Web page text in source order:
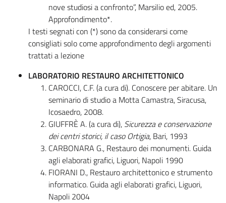
nove studiosi a confronto”, Marsilio ed, 2005.
Approfondimento*.
I testi segnati con (*) sono da considerarsi come
consigliati solo come approfondimento degli argomenti
trattati a lezione
LABORATORIO RESTAURO ARCHITETTONICO
CAROCCI, C.F. (a cura di). Conoscere per abitare. Un
seminario di studio a Motta Camastra, Siracusa,
Icosaedro, 2008.
GIUFFRÈ A. (a cura di), Sicurezza e conservazione
dei centri storici, il caso Ortigia, Bari, 1993
CARBONARA G., Restauro dei monumenti. Guida
agli elaborati grafici, Liguori, Napoli 1990
FIORANI D., Restauro architettonico e strumento
informatico. Guida agli elaborati grafici, Liguori,
Napoli 2004